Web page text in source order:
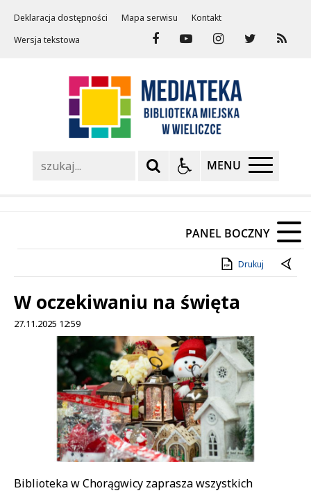
Deklaracja dostępności Mapa serwisu
Kontakt
Wersja tekstowa
MENU
PANEL BOCZNY
Drukuj
W oczekiwaniu na święta
27.11.2025 12:59
Treść
Biblioteka w Chorągwicy zaprasza wszystkich